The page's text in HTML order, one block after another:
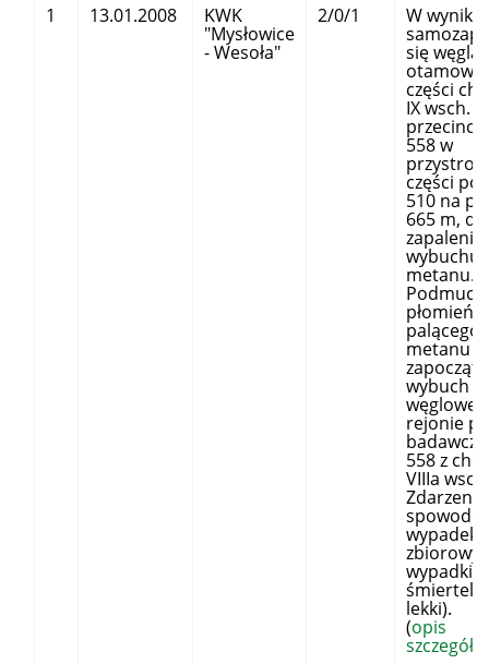
1
13.01.2008 KWK
"Mysłowice
- Wesoła"
2/0/1 W wyniku
się węgla,
części
IX wsch. i
558 w
części
510 na
665 m,
zapalenia
wybuchu
metanu.
płomień
palącego
metanu
wybuch
rejonie
558 z
VIIIa
wypadek
zbiorowy
wypadki
lekki).
(opis